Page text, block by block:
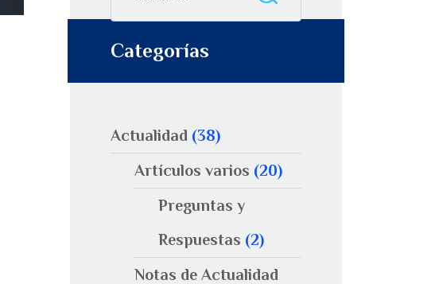
Categorías
Actualidad (38)
Artículos varios (20)
Preguntas y
Respuestas (2)
Notas de Actualidad